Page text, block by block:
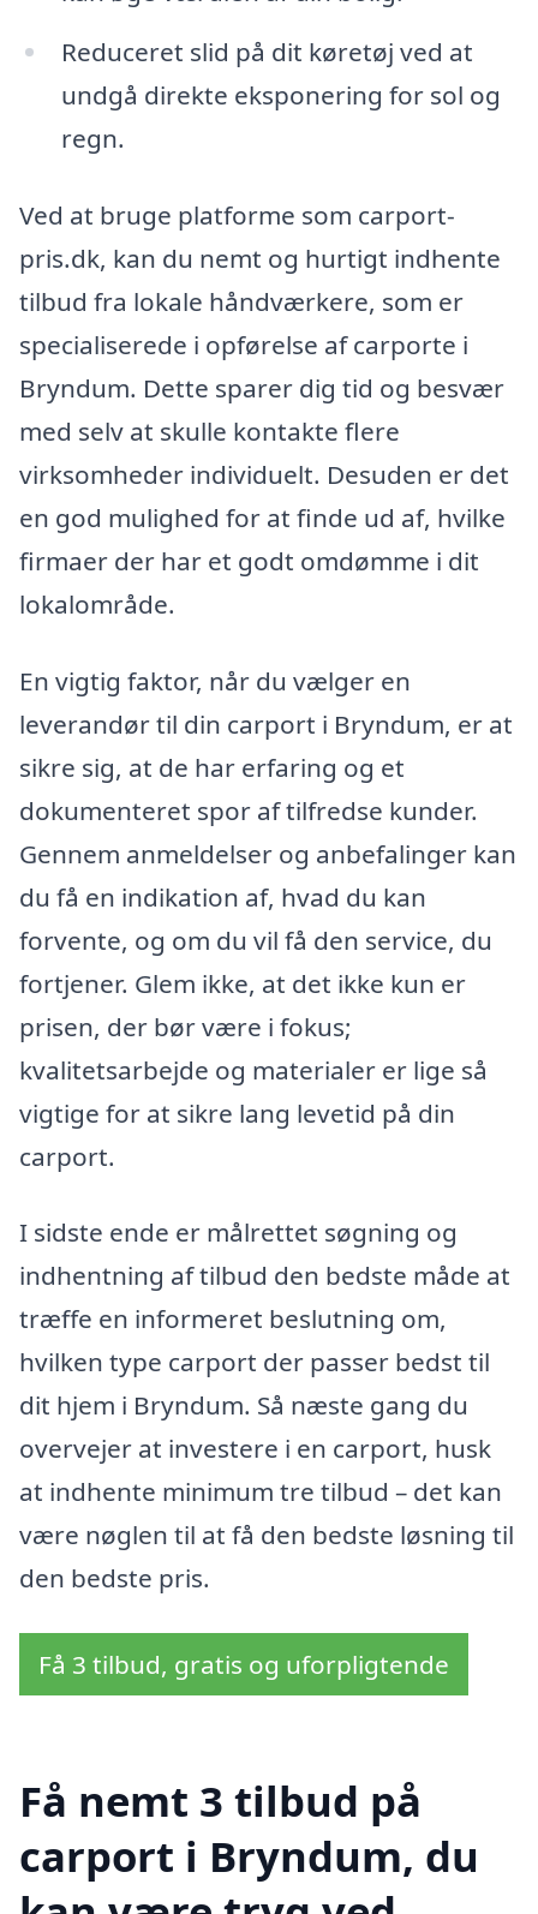
Reduceret slid på dit køretøj ved at
undgå direkte eksponering for sol og
regn.
Ved at bruge platforme som carport-
pris.dk, kan du nemt og hurtigt indhente
tilbud fra lokale håndværkere, som er
specialiserede i opførelse af carporte i
Bryndum. Dette sparer dig tid og besvær
med selv at skulle kontakte flere
virksomheder individuelt. Desuden er det
en god mulighed for at finde ud af, hvilke
firmaer der har et godt omdømme i dit
lokalområde.
En vigtig faktor, når du vælger en
leverandør til din carport i Bryndum, er at
sikre sig, at de har erfaring og et
dokumenteret spor af tilfredse kunder.
Gennem anmeldelser og anbefalinger kan
du få en indikation af, hvad du kan
forvente, og om du vil få den service, du
fortjener. Glem ikke, at det ikke kun er
prisen, der bør være i fokus;
kvalitetsarbejde og materialer er lige så
vigtige for at sikre lang levetid på din
carport.
I sidste ende er målrettet søgning og
indhentning af tilbud den bedste måde at
træffe en informeret beslutning om,
hvilken type carport der passer bedst til
dit hjem i Bryndum. Så næste gang du
overvejer at investere i en carport, husk
at indhente minimum tre tilbud – det kan
være nøglen til at få den bedste løsning til
den bedste pris.
Få 3 tilbud, gratis og uforpligtende
Få nemt 3 tilbud på
carport i Bryndum, du